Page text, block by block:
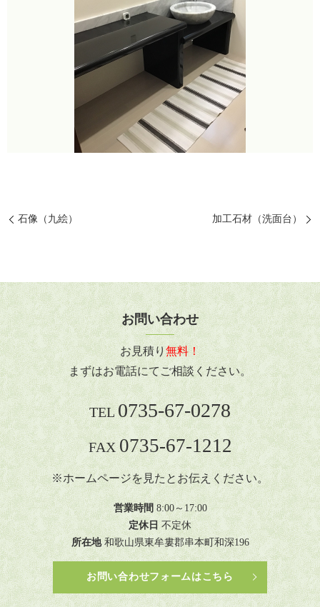
石像（九絵） 加工石材（洗面台）
お問い合わせ
お見積り無料！
まずはお電話にてご相談ください。
TEL0735-67-0278
FAX0735-67-1212
※ホームページを見たとお伝えください。
営業時間 8:00～17:00
定休日不定休
所在地和歌山県東牟婁郡串本町和深196
お問い合わせフォームはこちら